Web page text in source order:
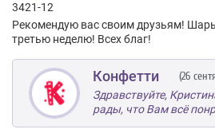
3421-12
Рекомендую вас своим друзьям!
третью неделю! Всех благ!
Конфетти (26
Здравствуйте,
рады, что Вам всё